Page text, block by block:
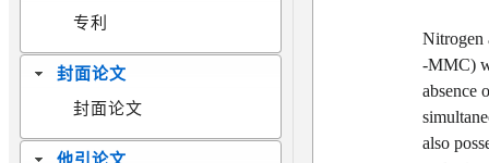
专利
封面论文
封面论文
他引论文
Nitrogen
‐MMC)
absence
also